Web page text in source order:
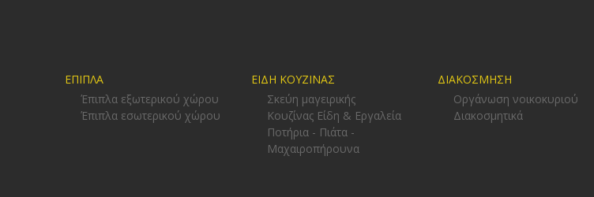
ΕΠΙΠΛΑ
Έπιπλα εξωτερικού χώρου
Έπιπλα εσωτερικού χώρου
ΕΙΔΗ ΚΟΥΖΙΝΑΣ
Σκεύη μαγειρικής
Κουζίνας Είδη & Εργαλεία
Ποτήρια - Πιάτα -
Μαχαιροπήρουνα
ΔΙΑΚΟΣΜΗΣΗ
Οργάνωση νοικοκυριού
Διακοσμητικά